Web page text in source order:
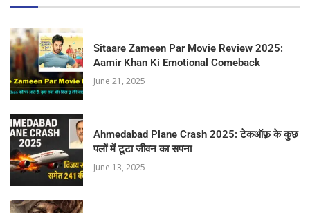
Sitaare Zameen Par Movie Review 2025:
Aamir Khan Ki Emotional Comeback
June 21, 2025
Ahmedabad Plane Crash 2025: टेकऑफ़ के कुछ
पलों में टूटा जीवन का सपना
June 13, 2025